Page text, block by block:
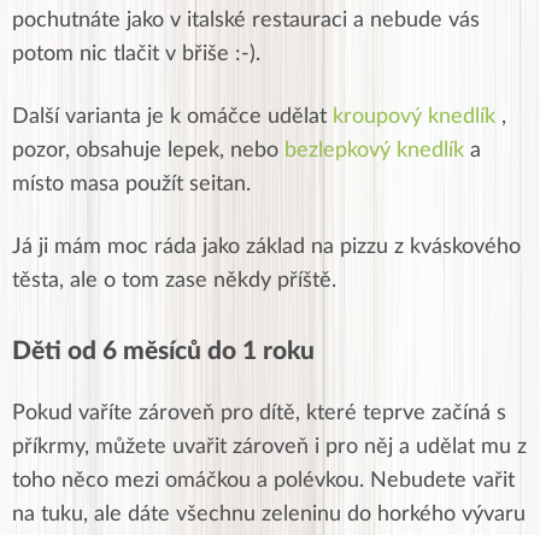
pochutnáte jako v italské restauraci a nebude vás
potom nic tlačit v břiše :-).
Další varianta je k omáčce udělat kroupový knedlík ,
pozor, obsahuje lepek, nebo bezlepkový knedlík a
místo masa použít seitan.
Já ji mám moc ráda jako základ na pizzu z kváskového
těsta, ale o tom zase někdy příště.
Děti od 6 měsíců do 1 roku
Pokud vaříte zároveň pro dítě, které teprve začíná s
příkrmy, můžete uvařit zároveň i pro něj a udělat mu z
toho něco mezi omáčkou a polévkou. Nebudete vařit
na tuku, ale dáte všechnu zeleninu do horkého vývaru